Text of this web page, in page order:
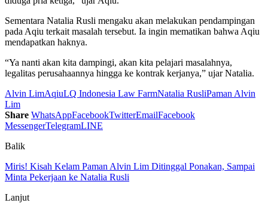
Sementara Natalia Rusli mengaku akan melakukan pendampingan
pada Aqiu terkait masalah tersebut. Ia ingin mematikan bahwa Aqiu
mendapatkan haknya.
“Ya nanti akan kita dampingi, akan kita pelajari masalahnya,
legalitas perusahaannya hingga ke kontrak kerjanya,” ujar Natalia.
Alvin LimAqiuLQ Indonesia Law FarmNatalia RusliPaman Alvin
Lim
Share WhatsAppFacebookTwitterEmailFacebook
MessengerTelegramLINE
Balik
Miris! Kisah Kelam Paman Alvin Lim Ditinggal Ponakan, Sampai
Minta Pekerjaan ke Natalia Rusli
Lanjut